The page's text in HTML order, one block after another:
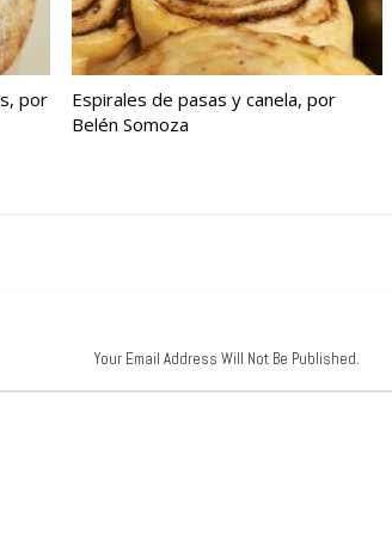
por
Espirales de pasas y canela, por
Belén Somoza
Your Email Address Will Not Be Published.